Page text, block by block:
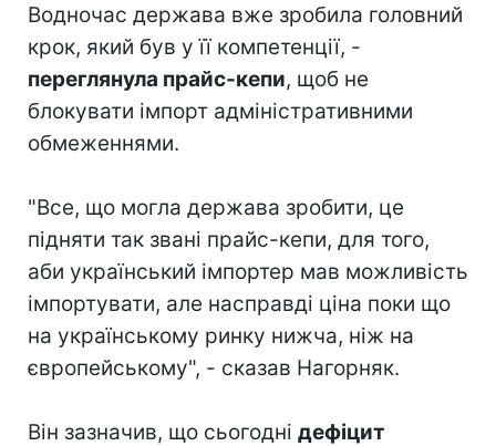
Водночас держава вже зробила головний
крок, який був у її компетенції, -
переглянула прайс-кепи, щоб не
блокувати імпорт адміністративними
обмеженнями.
"Все, що могла держава зробити, це
підняти так звані прайс-кепи, для того,
аби український імпортер мав можливість
імпортувати, але насправді ціна поки що
на українському ринку нижча, ніж на
європейському", - сказав Нагорняк.
Він зазначив, що сьогодні дефіцит